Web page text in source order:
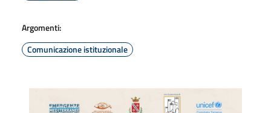
Argomenti:
Comunicazione istituzionale